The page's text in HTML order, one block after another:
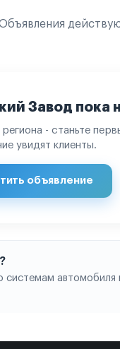
Завод пока
- станьте
увидят клиенты.
объявление
автомобиля